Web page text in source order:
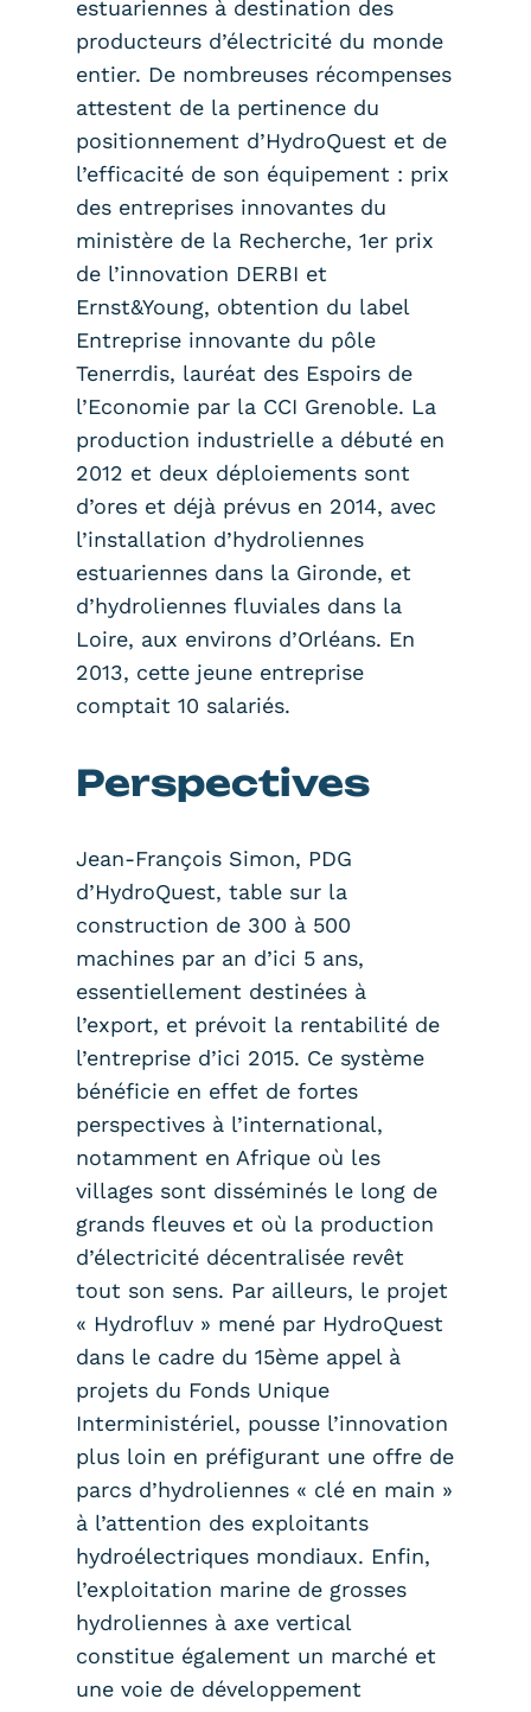
estuariennes à destination des
producteurs d’électricité du monde
entier. De nombreuses récompenses
attestent de la pertinence du
positionnement d’HydroQuest et de
l’efficacité de son équipement : prix
des entreprises innovantes du
ministère de la Recherche, 1er prix
de l’innovation DERBI et
Ernst&Young, obtention du label
Entreprise innovante du pôle
Tenerrdis, lauréat des Espoirs de
l’Economie par la CCI Grenoble. La
production industrielle a débuté en
2012 et deux déploiements sont
d’ores et déjà prévus en 2014, avec
l’installation d’hydroliennes
estuariennes dans la Gironde, et
d’hydroliennes fluviales dans la
Loire, aux environs d’Orléans. En
2013, cette jeune entreprise
comptait 10 salariés.
Perspectives
Jean-François Simon, PDG
d’HydroQuest, table sur la
construction de 300 à 500
machines par an d’ici 5 ans,
essentiellement destinées à
l’export, et prévoit la rentabilité de
l’entreprise d’ici 2015. Ce système
bénéficie en effet de fortes
perspectives à l’international,
notamment en Afrique où les
villages sont disséminés le long de
grands fleuves et où la production
d’électricité décentralisée revêt
tout son sens. Par ailleurs, le projet
« Hydrofluv » mené par HydroQuest
dans le cadre du 15ème appel à
projets du Fonds Unique
Interministériel, pousse l’innovation
plus loin en préfigurant une offre de
parcs d’hydroliennes « clé en main »
à l’attention des exploitants
hydroélectriques mondiaux. Enfin,
l’exploitation marine de grosses
hydroliennes à axe vertical
constitue également un marché et
une voie de développement